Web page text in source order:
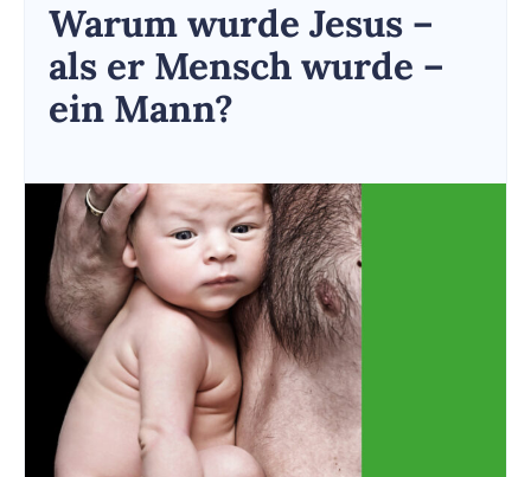
Warum wurde Jesus –
als er Mensch wurde –
ein Mann?